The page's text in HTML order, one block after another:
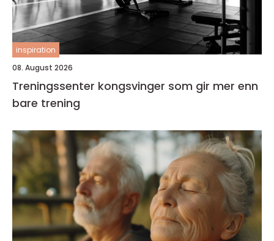
inspiration
08. August 2026
Treningssenter kongsvinger som gir mer enn
bare trening